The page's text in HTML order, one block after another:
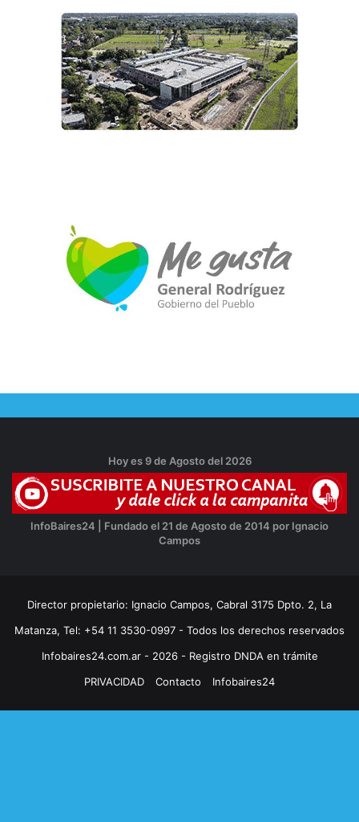
Hoy es 9 de Agosto del 2026
InfoBaires24 | Fundado el 21 de Agosto de 2014 por Ignacio
Campos
Director propietario: Ignacio Campos, Cabral 3175 Dpto. 2, La
Matanza, Tel: +54 11 3530-0997 - Todos los derechos reservados
Infobaires24.com.ar - 2026 - Registro DNDA en trámite
PRIVACIDAD
Contacto Infobaires24